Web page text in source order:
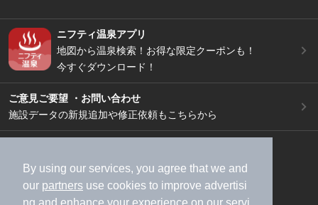
By using our services, you agree that we and
our partners use cookies to improve advertisi
ニフティ温泉アプリ
地図から温泉検索！お得な限定クーポンも！
今すぐダウンロード！
ご意見ご要望 ・お問い合わせ
施設データの新規追加や修正依頼もこちらから
加盟店募集（資料請求）
広告出稿のご案内
利用規約
ライフスタイルMEMBERS+規約